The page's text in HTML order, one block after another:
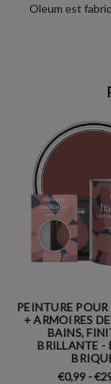
Oleum est
PEINTURE POUR
+ ARMOIRES
BAINS,
BRILLANTE -
€0,99 -